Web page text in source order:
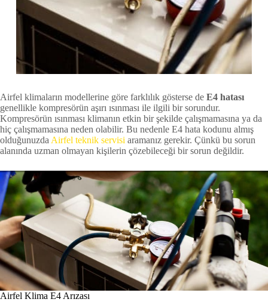
Airfel klimaların modellerine göre farklılık gösterse de E4 hatası
genellikle kompresörün aşırı ısınması ile ilgili bir sorundur.
Kompresörün ısınması klimanın etkin bir şekilde çalışmamasına ya da
hiç çalışmamasına neden olabilir. Bu nedenle E4 hata kodunu almış
olduğunuzda Airfel teknik servisi aramanız gerekir. Çünkü bu sorun
alanında uzman olmayan kişilerin çözebileceği bir sorun değildir.
Airfel Klima E4 Arızası